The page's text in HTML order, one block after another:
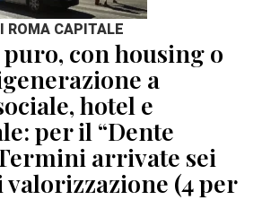
ROMA CAPITALE
con housing o
a
hotel e
per il “Dente
arrivate sei
(4 per